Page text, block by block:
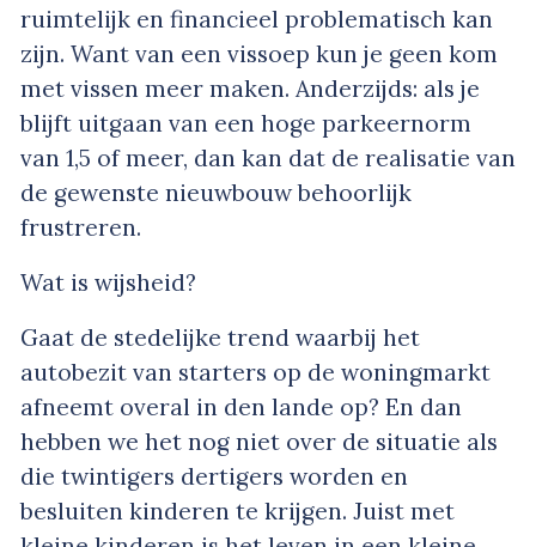
ruimtelijk en financieel problematisch kan
zijn. Want van een vissoep kun je geen kom
met vissen meer maken. Anderzijds: als je
blijft uitgaan van een hoge parkeernorm
van 1,5 of meer, dan kan dat de realisatie van
de gewenste nieuwbouw behoorlijk
frustreren.
Wat is wijsheid?
Gaat de stedelijke trend waarbij het
autobezit van starters op de woningmarkt
afneemt overal in den lande op? En dan
hebben we het nog niet over de situatie als
die twintigers dertigers worden en
besluiten kinderen te krijgen. Juist met